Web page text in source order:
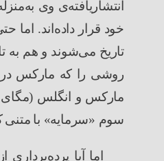
انتشاریافتهی وی به
خود قرار داده اند. اما
تاریخ میشوند و هم به
روشی را که مارکس
مارکس و انگلس (
سوم «سرمایه» با متنی
اما آیا پردهبرداری